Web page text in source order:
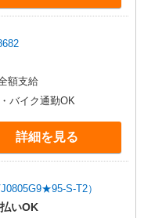
額支給
バイク通勤OK
詳細を見る
S-T2）
いOK